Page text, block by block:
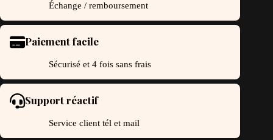
Échange / remboursement
Paiement facile
Sécurisé et 4 fois sans frais
Support réactif
Service client tél et mail